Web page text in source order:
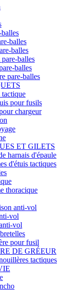
balles
balles
pare-balles
balles
pare-balles
tactique
pour fusils
chargeur
ET GILETS
harnais d'épaule
d'étuis tactiques
thoracique
anti-vol
vol
vol
pour fusil
DE GRÉEUR
tactiques